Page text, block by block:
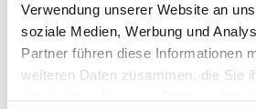
Verwendung unserer Website an
soziale Medien, Werbung und
Partner führen diese Informationen
weiteren Daten zusammen, die Sie